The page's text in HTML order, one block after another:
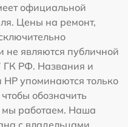
официальной
Цены на ремонт,
не являются публичной
ГК РФ. Названия и
упоминаются только
обозначить
мы работаем. Наша
с владельцами